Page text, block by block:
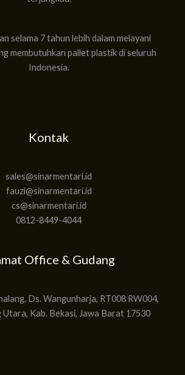
selama 7 tahun lebih dalam melayani
membutuhkan pallet plastik di seluruh
Indonesia.
Kontak
sales@sinarmentari.id
fauzi@sinarmentari.id
cs@sinarmentari.id
0812-8449-4044
Office & Gudang
Ds. Wangunharja, RT008 RW004,
Utara, Kab. Bekasi, Jawa Barat 17530